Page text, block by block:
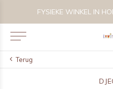
FYSIEKE WINKEL IN
Terug